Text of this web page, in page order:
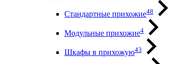
Стандартные прихожие48
Модульные прихожие4
Шкафы в прихожую43